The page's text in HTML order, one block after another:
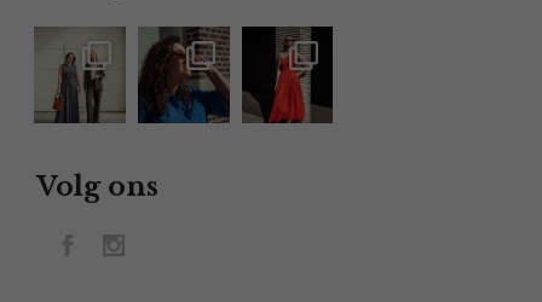
Volg ons